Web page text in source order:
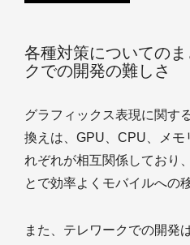
各種対策についての
クでの開発の難しさ
グラフィックス表現に関す
換えは、GPU、CPU、メモ
れぞれが相互関係しており
とで効率よくモバイルへの
また、テレワークでの開発